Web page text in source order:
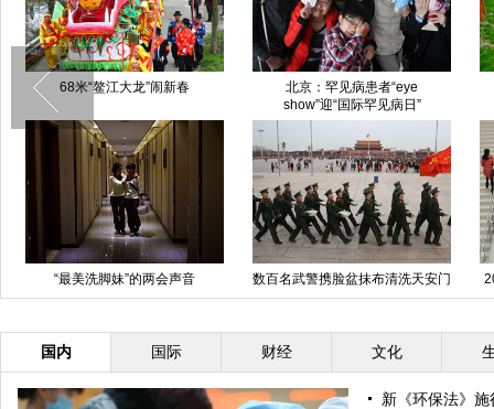
68米“鳌江大龙”闹新春
北京：罕见病患者“eye
show”迎“国际罕见病日”
“最美洗脚妹”的两会声音
数百名武警携脸盆抹布清洗天安门
广场
国内 国际 财经 文化
新《环保法》